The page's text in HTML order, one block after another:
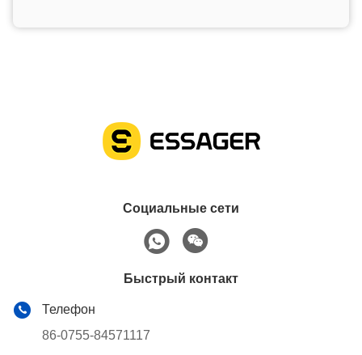
Социальные сети
Быстрый контакт
Телефон
86-0755-84571117